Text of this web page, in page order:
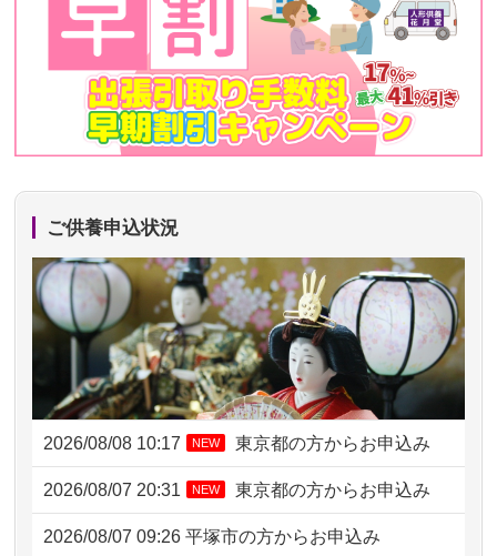
ご供養申込状況
2026/08/08 10:17 NEW 東京都の方からお申込み
2026/08/07 20:31 NEW 東京都の方からお申込み
2026/08/07 09:26 平塚市の方からお申込み